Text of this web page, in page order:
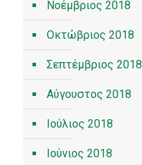
Νοέμβριος 2018
Οκτώβριος 2018
Σεπτέμβριος 2018
Αύγουστος 2018
Ιούλιος 2018
Ιούνιος 2018